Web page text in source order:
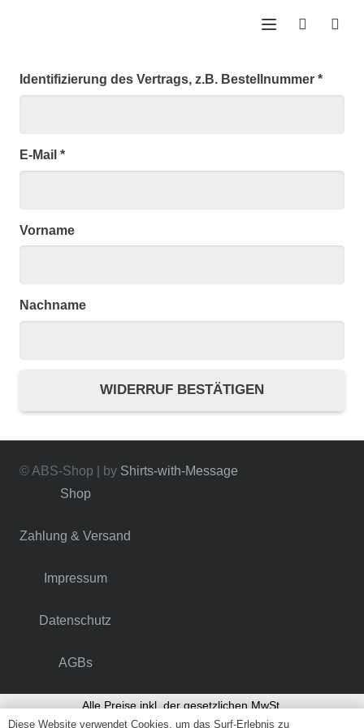
Identifizierung des Vertrags, z.B. Bestellnummer *
E-Mail *
E-
Vorname
Nachname
WIDERRUF BESTÄTIGEN
© ABS-Shop | by Shirts-with-Message
Shop
Zahlung & Versand
Impressum
Datenschutz
AGBs
Alle Preise inkl. der gesetzlichen MwSt.
Diese Website verwendet Cookies, um das Surf-Erlebnis zu